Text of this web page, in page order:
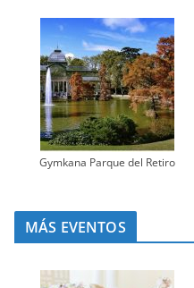
Gymkana Parque del Retiro
MÁS EVENTOS